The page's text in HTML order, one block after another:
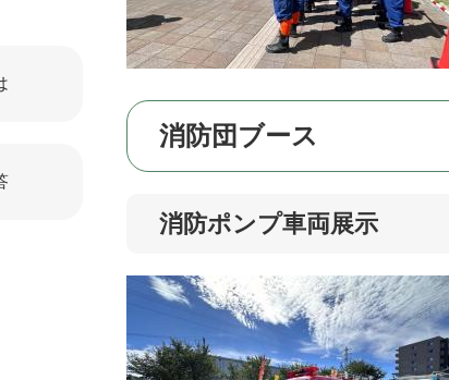
消防団ブース
消防ポンプ車両展示